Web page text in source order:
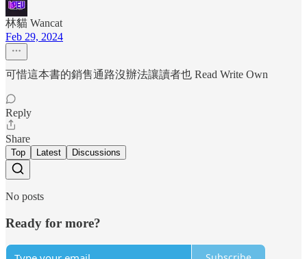
林貓 Wancat
Feb 29, 2024
可惜這本書的銷售通路沒辦法讓讀者也 Read Write Own
Reply
Share
Top Latest Discussions
No posts
Ready for more?